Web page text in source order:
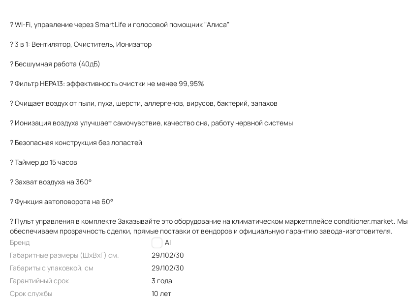
? Wi-Fi, управление через SmartLife и голосовой помощник "Алиса"
? 3 в 1: Вентилятор, Очиститель, Ионизатор
? Бесшумная работа (40дБ)
? Фильтр HEPA13: эффективность очистки не менее 99,95%
? Очищает воздух от пыли, пуха, шерсти, аллергенов, вирусов, бактерий, запахов
? Ионизация воздуха улучшает самочувствие, качество сна, работу нервной системы
? Безопасная конструкция без лопастей
? Таймер до 15 часов
? Захват воздуха на 360°
? Функция автоповорота на 60°
? Пульт управления в комплекте Заказывайте это оборудование на климатическом маркетплейсе conditioner.market. Мы
обеспечиваем прозрачность сделки, прямые поставки от вендоров и официальную гарантию завода-изготовителя.
Бренд
FUNAI
Габаритные размеры (ШxВxГ) см.
29/102/30
Габариты с упаковкой, см
29/102/30
Гарантийный срок
3 года
Срок службы
10 лет